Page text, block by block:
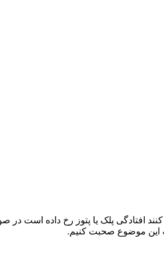
افتادگی پلک یا پتوز رخ داده است در
این موضوع صحبت کنیم.